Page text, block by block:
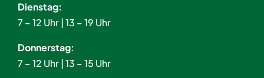
Dienstag:
7 – 12 Uhr | 13 – 19 Uhr
Donnerstag:
7 – 12 Uhr | 13 – 15 Uhr